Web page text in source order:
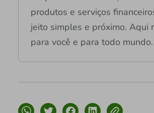
produtos e serviços
jeito simples e próximo. Aqui
para você e para todo mundo.